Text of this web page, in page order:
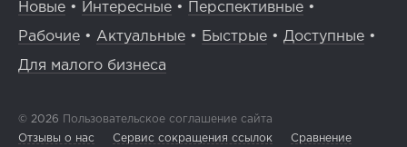
Новые • Интересные • Перспективные •
Рабочие • Актуальные • Быстрые • Доступные •
Для малого бизнеса
© 2026 Пользовательское соглашение сайта
Отзывы о нас
Сервис сокращения ссылок Сравнение